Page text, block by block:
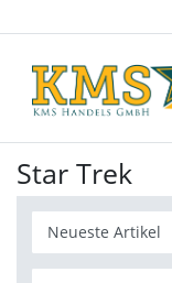
Star Trek